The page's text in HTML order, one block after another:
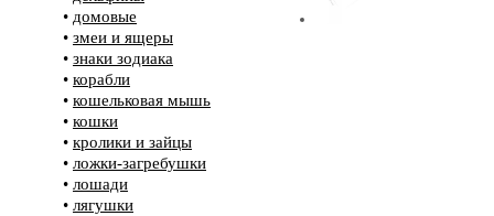
• домовые
• змеи и ящеры
• знаки зодиака
• корабли
• кошельковая мышь
• кошки
• кролики и зайцы
• ложки-загребушки
• лошади
• лягушки